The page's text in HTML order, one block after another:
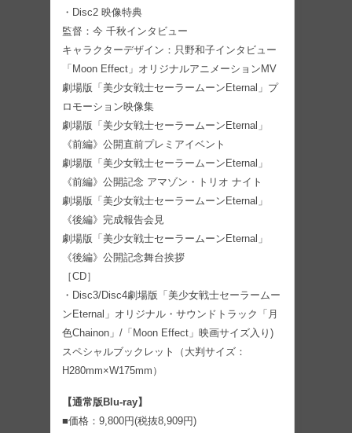
・Disc2 映像特典
監督：今 千秋インタビュー
キャラクターデザイン：只野和子インタビュー
「Moon Effect」オリジナルアニメーションMV
劇場版「美少女戦士セーラームーンEternal」プ
ロモーション映像集
劇場版「美少女戦士セーラームーンEternal」
《前編》公開直前プレミアイベント
劇場版「美少女戦士セーラームーンEternal」
《前編》公開記念 アマゾン・トリオ ナイト
劇場版「美少女戦士セーラームーンEternal」
《後編》完成報告会見
劇場版「美少女戦士セーラームーンEternal」
《後編》公開記念舞台挨拶
［CD］
・Disc3/Disc4劇場版「美少女戦士セーラームー
ンEternal」オリジナル・サウンドトラック「月
色Chainon」/「Moon Effect」映画サイズ入り)
スペシャルブックレット（大判サイズ：
H280mm×W175mm）
【通常版Blu-ray】
■価格：9,800円(税抜8,909円)